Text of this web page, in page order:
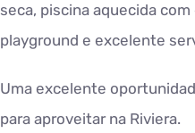
seca, piscina aquecida
playground e excelente
Uma excelente
para aproveitar na Riviera.